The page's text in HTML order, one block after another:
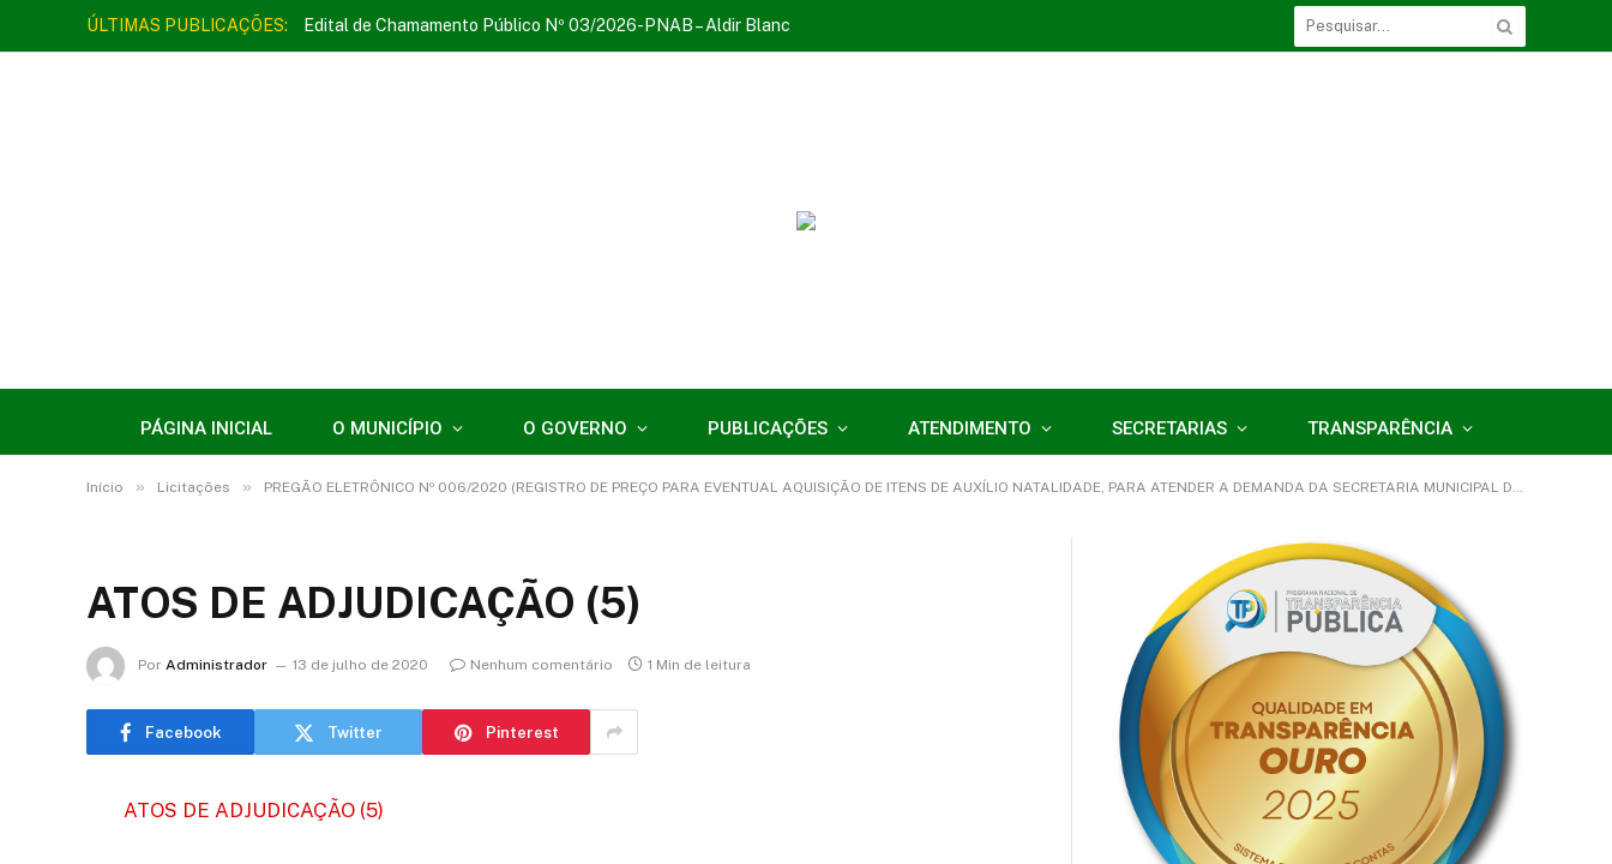
ÚLTIMAS PUBLICAÇÕES: Edital de Chamamento Público Nº 03/2026-PNAB – Aldir Blanc
PÁGINA INICIAL O MUNICÍPIO O GOVERNO PUBLICAÇÕES ATENDIMENTO SECRETARIAS TRANSPARÊNCIA
Início » Licitações » PREGÃO ELETRÔNICO Nº 006/2020 (REGISTRO DE PREÇO PARA EVENTUAL AQUISIÇÃO DE ITENS DE AUXÍLIO NATALIDADE, PARA ATENDER A DEMANDA DA SECRETARIA MUNICIPAL DE ASSISTÊNCIA SOCIAL)
ATOS DE ADJUDICAÇÃO (5)
Por Administrador 13 de julho de 2020 Nenhum comentário 1 Min de leitura
Facebook Twitter Pinterest
ATOS DE ADJUDICAÇÃO (5)